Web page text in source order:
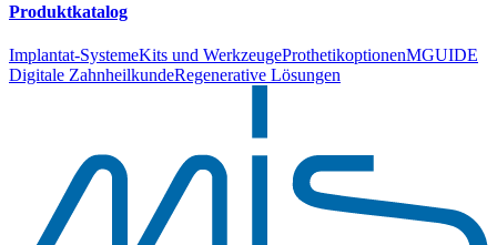
Produktkatalog
Implantat-SystemeKits und WerkzeugeProthetikoptionenMGUIDE
Digitale ZahnheilkundeRegenerative Lösungen